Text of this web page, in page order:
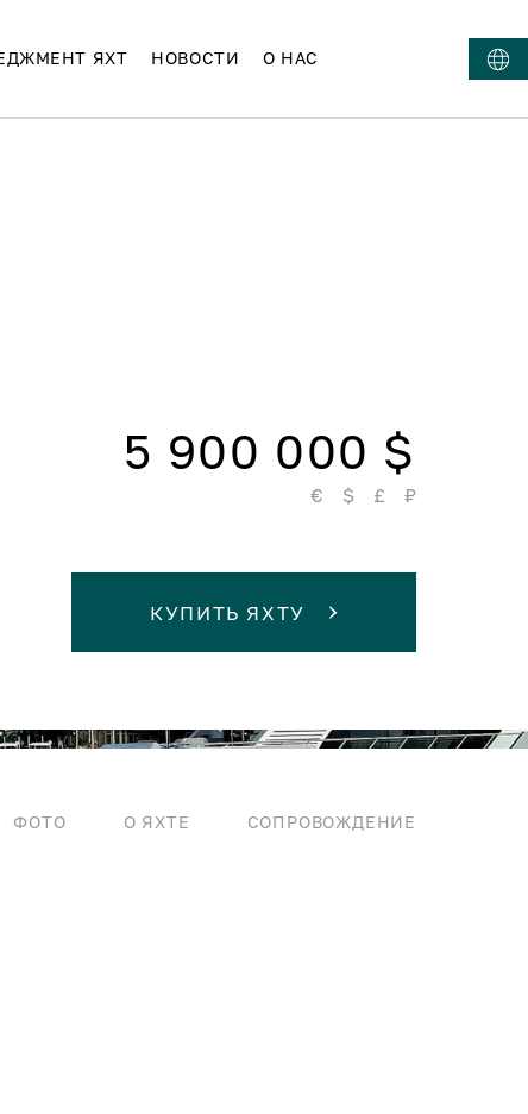
ЯХТ НОВОСТИ О НАС
5 900 000 $
€ $ £ ₽
КУПИТЬ ЯХТУ
ФОТО О ЯХТЕ СОПРОВОЖДЕНИЕ